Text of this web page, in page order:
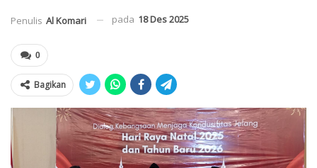
Penulis Al Komari pada 18 Des 2025
0
Bagikan